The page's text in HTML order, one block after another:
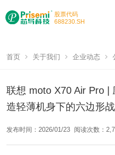
股票代码
688230 .SH
首页 关于我们 企业动态
联想 moto X70 Air Pro |
造轻薄机身下的六边形战
发布时间：2026/01/23 阅读次数：